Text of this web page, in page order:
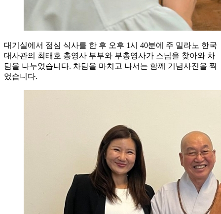
대기실에서 점심 식사를 한 후 오후 1시 40분에 주 밀라노 한국
대사관의 최태호 총영사 부부와 부총영사가 스님을 찾아와 차
담을 나누었습니다. 차담을 마치고 나서는 함께 기념사진을 찍
었습니다.